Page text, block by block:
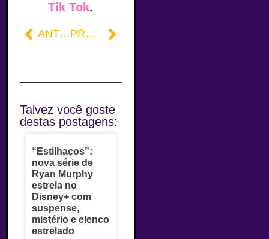
Tik Tok.
ANTERIOR PRÓXIMO
Talvez você goste
destas postagens:
“Estilhaços”:
nova série de
Ryan Murphy
estreia no
Disney+ com
suspense,
mistério e elenco
estrelado